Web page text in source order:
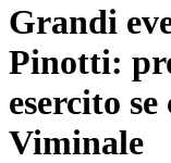
Grandi
Pinotti:
esercito
Viminale